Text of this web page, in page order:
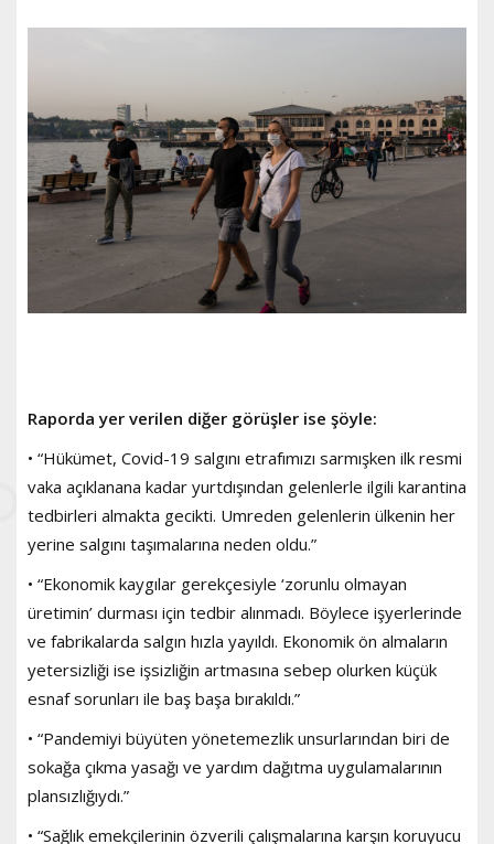
Raporda yer verilen diğer görüşler ise şöyle:
• “Hükümet, Covid-19 salgını etrafımızı sarmışken ilk resmi
vaka açıklanana kadar yurtdışından gelenlerle ilgili karantina
tedbirleri almakta gecikti. Umreden gelenlerin ülkenin her
yerine salgını taşımalarına neden oldu.”
• “Ekonomik kaygılar gerekçesiyle ‘zorunlu olmayan
üretimin’ durması için tedbir alınmadı. Böylece işyerlerinde
ve fabrikalarda salgın hızla yayıldı. Ekonomik ön almaların
yetersizliği ise işsizliğin artmasına sebep olurken küçük
esnaf sorunları ile baş başa bırakıldı.”
• “Pandemiyi büyüten yönetemezlik unsurlarından biri de
sokağa çıkma yasağı ve yardım dağıtma uygulamalarının
plansızlığıydı.”
• “Sağlık emekçilerinin özverili çalışmalarına karşın koruyucu